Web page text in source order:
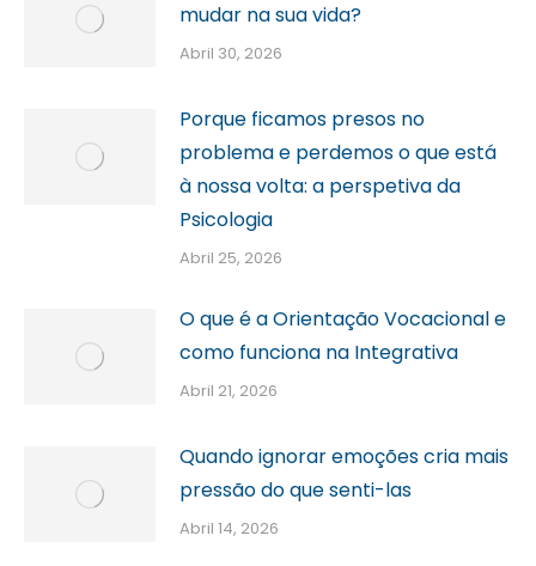
mudar na sua vida?
Abril 30, 2026
Porque ficamos presos no
problema e perdemos o que está
à nossa volta: a perspetiva da
Psicologia
Abril 25, 2026
O que é a Orientação Vocacional e
como funciona na Integrativa
Abril 21, 2026
Quando ignorar emoções cria mais
pressão do que senti-las
Abril 14, 2026